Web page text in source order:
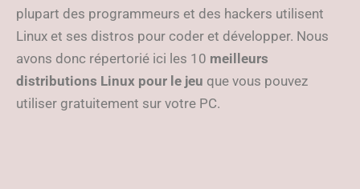
plupart des programmeurs et des hackers utilisent
Linux et ses distros pour coder et développer. Nous
avons donc répertorié ici les 10 meilleurs
distributions Linux pour le jeu que vous pouvez
utiliser gratuitement sur votre PC.